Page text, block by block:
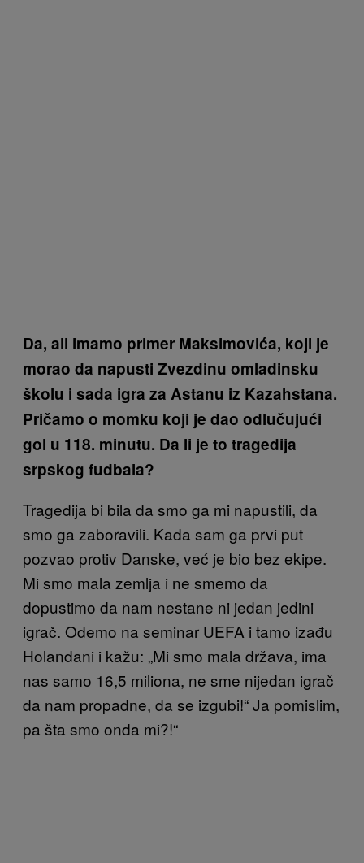
Da, ali imamo primer Maksimovića, koji je
morao da napusti Zvezdinu omladinsku
školu i sada igra za Astanu iz Kazahstana.
Pričamo o momku koji je dao odlučujući
gol u 118. minutu. Da li je to tragedija
srpskog fudbala?
Tragedija bi bila da smo ga mi napustili, da
smo ga zaboravili. Kada sam ga prvi put
pozvao protiv Danske, već je bio bez ekipe.
Mi smo mala zemlja i ne smemo da
dopustimo da nam nestane ni jedan jedini
igrač. Odemo na seminar UEFA i tamo izađu
Holanđani i kažu: „Mi smo mala država, ima
nas samo 16,5 miliona, ne sme nijedan igrač
da nam propadne, da se izgubi!“ Ja pomislim,
pa šta smo onda mi?!“